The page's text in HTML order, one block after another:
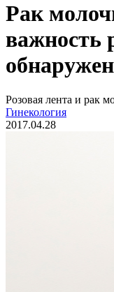
Рак
важность
Розовая лента и рак
Гинекология
2017.04.28